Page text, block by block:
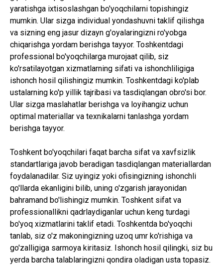
yaratishga ixtisoslashgan bo'yoqchilarni topishingiz
mumkin. Ular sizga individual yondashuvni taklif qilishga
va sizning eng jasur dizayn g'oyalaringizni ro'yobga
chiqarishga yordam berishga tayyor. Toshkentdagi
professional bo'yoqchilarga murojaat qilib, siz
ko'rsatilayotgan xizmatlarning sifati va ishonchliligiga
ishonch hosil qilishingiz mumkin. Toshkentdagi ko'plab
ustalarning ko'p yillik tajribasi va tasdiqlangan obro'si bor.
Ular sizga maslahatlar berishga va loyihangiz uchun
optimal materiallar va texnikalarni tanlashga yordam
berishga tayyor.
Toshkent bo'yoqchilari faqat barcha sifat va xavfsizlik
standartlariga javob beradigan tasdiqlangan materiallardan
foydalanadilar. Siz uyingiz yoki ofisingizning ishonchli
qo'llarda ekanligini bilib, uning o'zgarish jarayonidan
bahramand bo'lishingiz mumkin. Toshkent sifat va
professionallikni qadrlaydiganlar uchun keng turdagi
bo'yoq xizmatlarini taklif etadi. Toshkentda bo'yoqchi
tanlab, siz o'z makoningizning uzoq umr ko'rishiga va
go'zalligiga sarmoya kiritasiz. Ishonch hosil qilingki, siz bu
yerda barcha talablaringizni qondira oladigan usta topasiz.